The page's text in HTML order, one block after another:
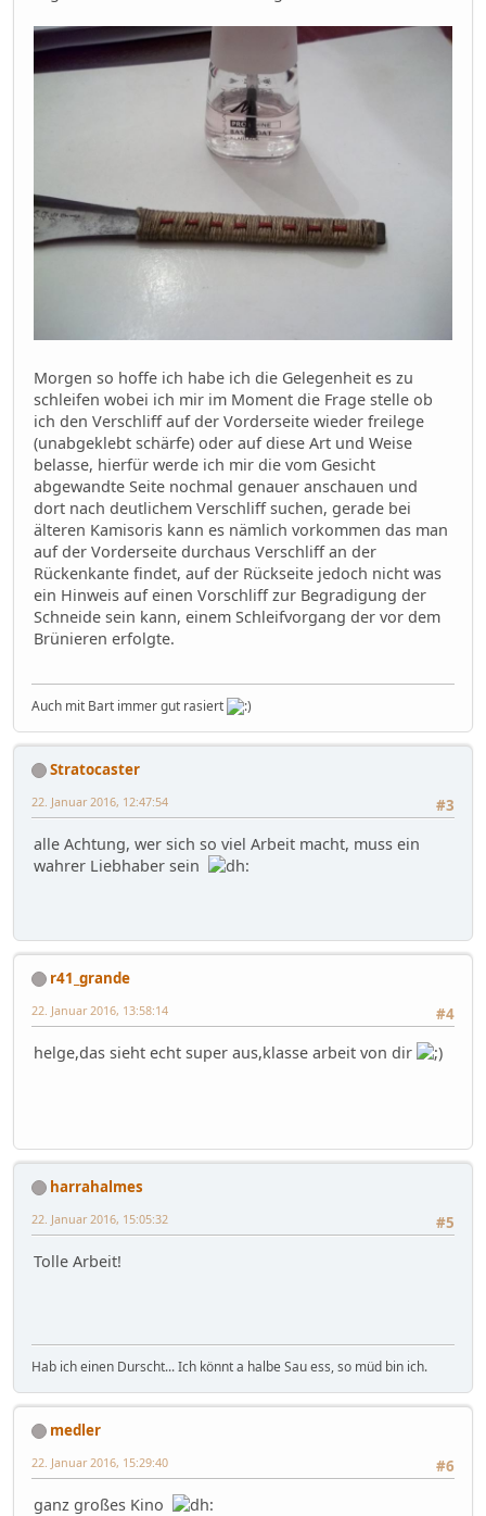
Morgen so hoffe ich habe ich die Gelegenheit es zu
schleifen wobei ich mir im Moment die Frage stelle ob
ich den Verschliff auf der Vorderseite wieder freilege
(unabgeklebt schärfe) oder auf diese Art und Weise
belasse, hierfür werde ich mir die vom Gesicht
abgewandte Seite nochmal genauer anschauen und
dort nach deutlichem Verschliff suchen, gerade bei
älteren Kamisoris kann es nämlich vorkommen das man
auf der Vorderseite durchaus Verschliff an der
Rückenkante findet, auf der Rückseite jedoch nicht was
ein Hinweis auf einen Vorschliff zur Begradigung der
Schneide sein kann, einem Schleifvorgang der vor dem
Brünieren erfolgte.
Auch mit Bart immer gut rasiert
Stratocaster
#3
22. Januar 2016, 12:47:54
alle Achtung, wer sich so viel Arbeit macht, muss ein
wahrer Liebhaber sein
r41_grande
#4
22. Januar 2016, 13:58:14
helge,das sieht echt super aus,klasse arbeit von dir
harrahalmes
#5
22. Januar 2016, 15:05:32
Tolle Arbeit!
Hab ich einen Durscht... Ich könnt a halbe Sau ess, so müd bin ich.
medler
#6
22. Januar 2016, 15:29:40
ganz großes Kino